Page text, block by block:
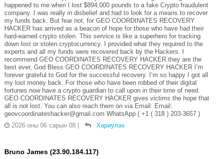
happened to me when I lost $894,000 pounds to a fake Crypto fraudulent
company. I was really in disbelief and had to look for a means to recover
my funds back. But fear not, for GEO COORDINATES RECOVERY
HACKER has arrived as a beacon of hope for those who have had their
hard-earned crypto stolen. This service is like a superhero for tracking
down lost or stolen cryptocurrency. I provided what they required to the
experts and all my funds were recovered back by the Hackers. I
recommend GEO COORDINATES RECOVERY HACKER they are the
best ever, God Bless GEO COORDINATES RECOVERY HACKER I’m
forever grateful to God for the successful recovery. I’m so happy I got all
my lost money back. For those who have been robbed of their digital
fortunes now have a crypto guardian to call upon in their time of need.
GEO COORDINATES RECOVERY HACKER gives victims the hope that
all is not lost. You can also reach them on via Email: Email:
geovcoordinateshacker@gmail.com WhatsApp ( +1 ( 318 ) 203-3657 )
2026 оны 06 сарын 08 | Хариулах
Bruno James (23.90.184.117)